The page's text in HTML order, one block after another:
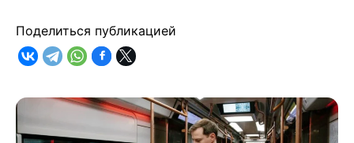
Поделиться публикацией